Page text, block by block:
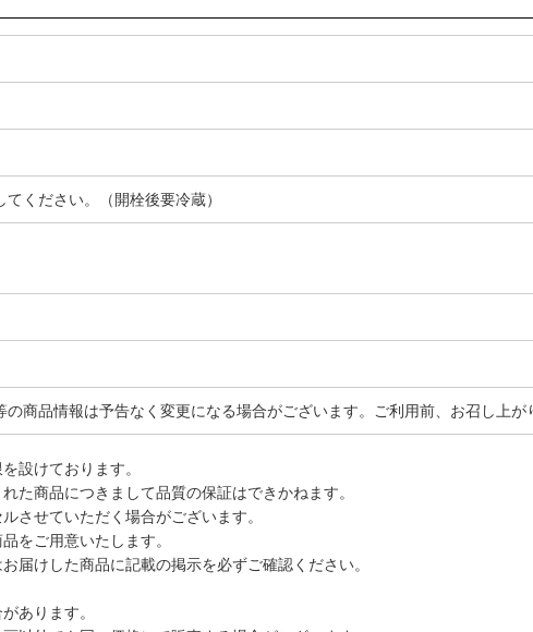
ください。（開栓後要冷蔵）
商品情報は予告なく変更になる場合がございます。ご利用前、お召し上
設けております。
た商品につきまして品質の保証はできかねます。
させていただく場合がございます。
をご用意いたします。
届けした商品に記載の掲示を必ずご確認ください。
あります。